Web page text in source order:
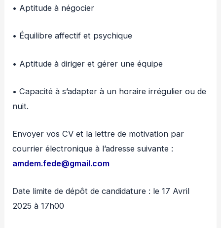
• Aptitude à négocier
• Équilibre affectif et psychique
• Aptitude à diriger et gérer une équipe
• Capacité à s’adapter à un horaire irrégulier ou de
nuit.
Envoyer vos CV et la lettre de motivation par
courrier électronique à l’adresse suivante :
amdem.fede@gmail.com
Date limite de dépôt de candidature : le 17 Avril
2025 à 17h00